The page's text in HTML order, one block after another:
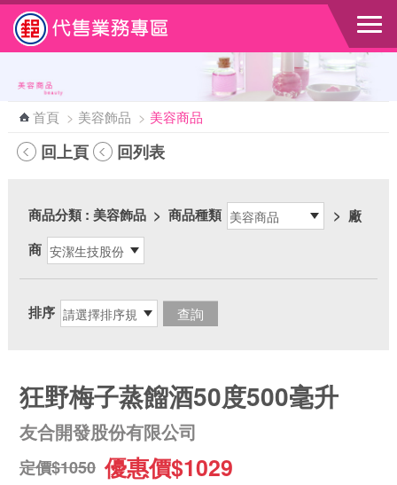
跳到主要內容區塊
首頁 > 美容飾品 > 美容商品
回上頁 回列表
商品分類: 美容飾品 > 商品種類 > 廠
商
排序
狂野梅子蒸餾酒50度500毫升
友合開發股份有限公司
定價$1050 優惠價$1029